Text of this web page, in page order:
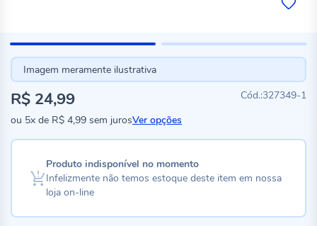
Imagem meramente ilustrativa
327349-1
R$ 24,99
ou 5x de R$ 4,99 sem jurosVer opções
Produto indisponível no momento
Infelizmente não temos estoque deste item em nossa
loja on-line